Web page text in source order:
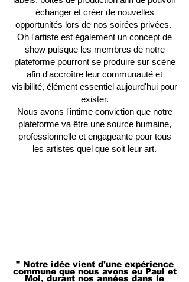
échanger et créer de nouvelles
opportunités lors de nos soirées privées.
Oh l'artiste est également un concept de
show puisque les membres de notre
plateforme pourront se produire sur scène
afin d'accroître leur communauté et
visibilité, élément essentiel aujourd'hui pour
exister.
Nous avons l'intime conviction que notre
plateforme va être une source humaine,
professionnelle et engageante pour tous
les artistes quel que soit leur art.
" Notre idée vient d'une expérience
commune que nous avons eu Paul et
Moi, durant nos années dans le